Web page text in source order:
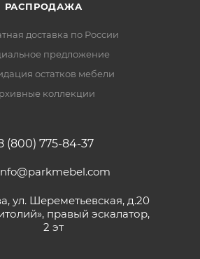
РАСПРОДАЖА
доставка по России
предложение
остатков мебели
коллекции
(800) 775-84-37
ул. Шереметьевская, д.20
правый эскалатор,
2 эт